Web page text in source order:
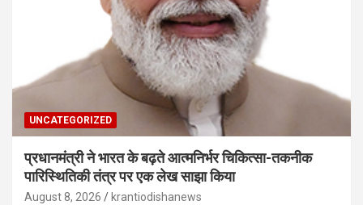
UNCATEGORIZED
प्रधानमंत्री ने भारत के बढ़ते आत्मनिर्भर चिकित्सा-तकनीक
पारिस्थितिकी तंत्र पर एक लेख साझा किया
August 8, 2026 krantiodishanews